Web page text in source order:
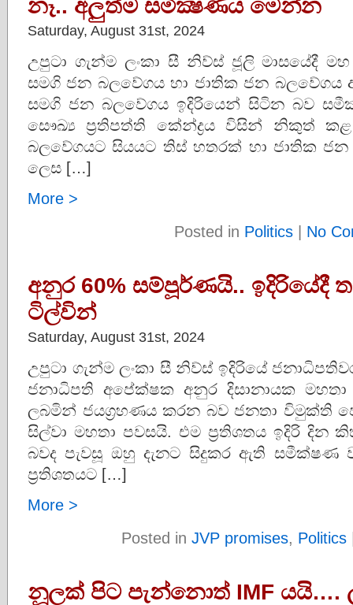
නෑ.. අලුත්ම සමීක්‍ෂණය මෙන්න
Saturday, August 31st, 2024
උපුටා ගැන්ම ලංකා සී නිව්ස් ජූලි මාසයේදී
සමගි ජන බලවේගය හා ජාතික ජන
සමගි ජන බලවේගය ඉදිරියෙන් සිටින බව
සෞඛ්‍ය ප්‍රතිපත්ති කේන්ද්‍රය විසින් නිකුත්
බලවේගයට සියයට තිස් හතරක් හා ජාතික
ලෙස […]
More >
Posted in Politics | No
අනුර 60% සම්පූර්ණයි.. ඉදිරියේදී
ටිල්වින්
Saturday, August 31st, 2024
උපුටා ගැන්ම ලංකා සී නිව්ස් ඉදිරියේ
ජනාධිපති අපේක්ෂක අනුර දිසානායක
ලබමින් ජයග්‍රහණය කරන බව ජනතා විමුක්ති
සිල්වා මහතා පවසයි. එම ප්‍රතිශතය ඉදිරි
බවද පැවසූ ඔහු දැනට සිදුකර ඇති සමීක්ෂණ
ප්‍රතිශතයට […]
More >
Posted in JVP promises, Politics
නූලක් පිට පැන්නොත් IMF යයි….